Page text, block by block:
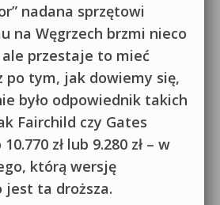
nadana sprzętowi
na Węgrzech brzmi nieco
przestaje to mieć
po tym, jak dowiemy się,
było odpowiednik takich
Fairchild czy Gates
zł lub 9.280 zł – w
którą wersję
jest ta droższa.